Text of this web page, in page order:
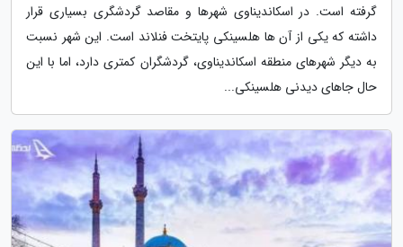
گرفته است. در اسکاندیناوی شهرها و مقاصد گردشگری بسیاری قرار
داشته که یکی از آن ها هلسینکی پایتخت فنلاند است. این شهر نسبت
به دیگر شهرهای منطقه اسکاندیناوی، گردشگران کمتری دارد، اما با این
حال جاهای دیدنی هلسینکی...